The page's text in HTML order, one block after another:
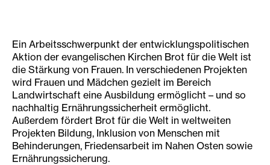
Ein Arbeitsschwerpunkt der entwicklungspolitischen
Aktion der evangelischen Kirchen Brot für die Welt ist
die Stärkung von Frauen. In verschiedenen Projekten
wird Frauen und Mädchen gezielt im Bereich
Landwirtschaft eine Ausbildung ermöglicht – und so
nachhaltig Ernährungssicherheit ermöglicht.
Außerdem fördert Brot für die Welt in weltweiten
Projekten Bildung, Inklusion von Menschen mit
Behinderungen, Friedensarbeit im Nahen Osten sowie
Ernährungssicherung.